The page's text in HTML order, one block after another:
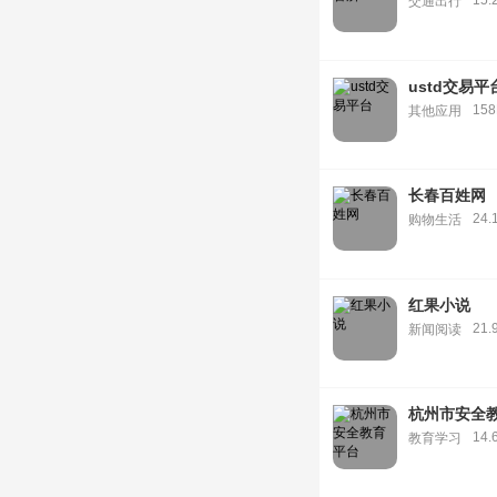
ustd交易平
其他应用
长春百姓网
购物生活
红果小说
新闻阅读
杭州市安全
教育学习